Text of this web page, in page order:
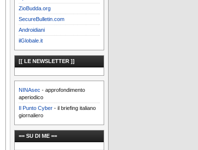
ZioBudda.org
SecureBulletin.com
Androidiani
ilGlobale.it
[[ LE NEWSLETTER ]]
NINAsec - approfondimento
aperiodico
Il Punto Cyber - il briefing italiano
giornaliero
== SU DI ME ==